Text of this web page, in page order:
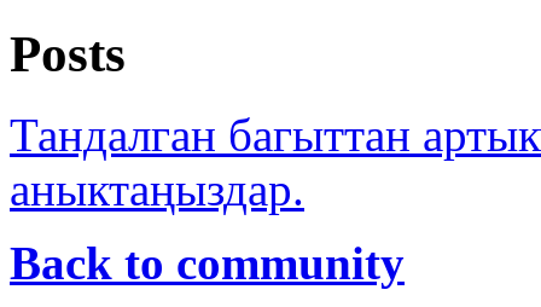
Posts
Тандалган багыттан
аныктаңыздар.
Back to community